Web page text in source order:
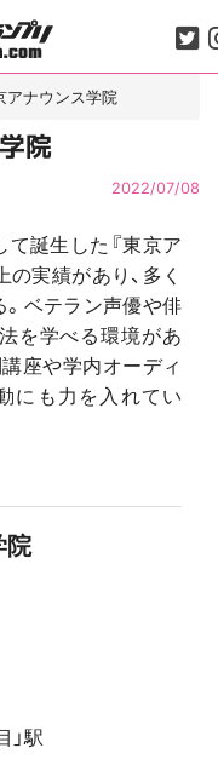
アナウンス学院
院
2022/07/08
誕生した『東京ア
実績があり、多く
ベテラン声優や俳
を学べる環境があ
座や学内オーディ
にも力を入れてい
院
」駅